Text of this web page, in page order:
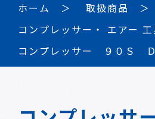
ホーム
取扱商品
コンプレッサー・ エアー
コンプレッサー ９０Ｓ